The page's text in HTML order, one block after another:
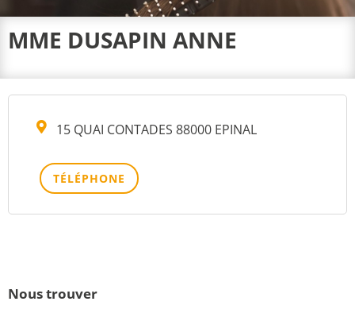
MME DUSAPIN ANNE
15 QUAI CONTADES 88000 EPINAL
TÉLÉPHONE
Nous trouver